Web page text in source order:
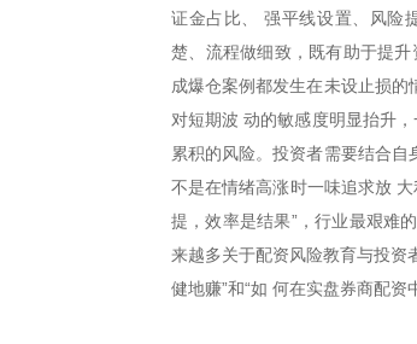
证金占比、 强平线设置、风险
楚、流程做细致，既有助于提
成爆仓案例都发生在未设止损
对短期波 动的敏感度明显抬升
累积的风险。投资者需要结合
不是在情绪高涨时一味追求放
提，效率是结果”，行业最艰难
来越多关于配资风险教育与投资
健地赚”和“如 何在实盘券商配资